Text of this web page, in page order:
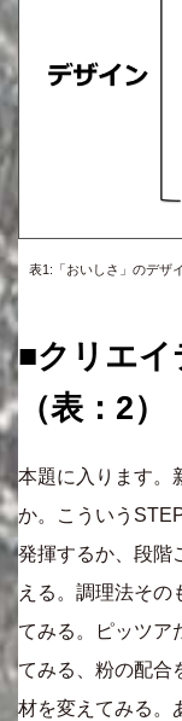
表1:「おいしさ」のデザ
■クリエ
（表：2）
本題に入ります。
か。こういう
発揮するか、段階
える。調理法その
てみる。ピッツア
てみる、粉の配合
材を変えてみる。